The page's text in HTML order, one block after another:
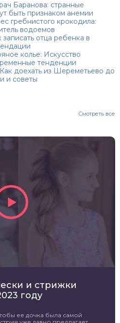
Баранова: странные
быть признаком анемии
гребнистого крокодила:
водоемов
записать отца ребенка в
колье: Искусство
тенденции
Как доехать из Шереметьево до
и советы
Смотреть все
и стрижки
году
ее дочка была самой